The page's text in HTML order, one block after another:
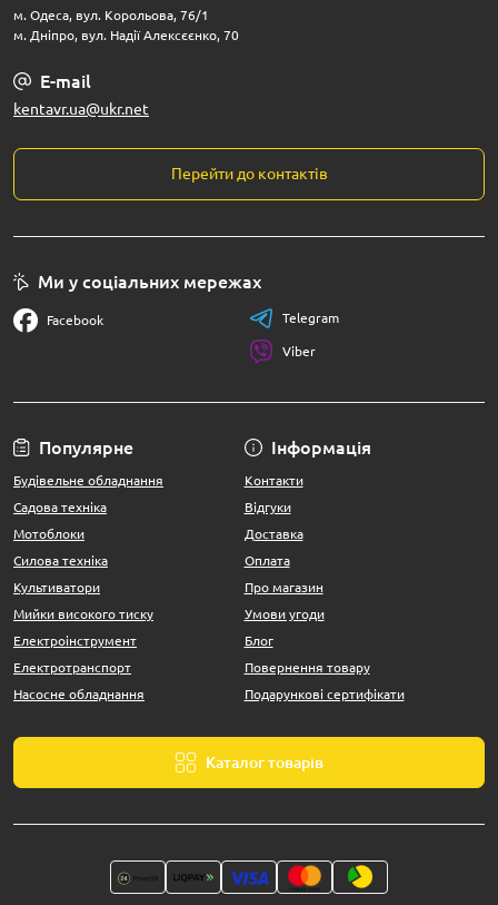
м. Одеса, вул. Корольова, 76/1
м. Дніпро, вул. Надії Алексєєнко, 70
E-mail
kentavr.ua@ukr.net
Перейти до контактів
Популярне
Будівельне обладнання
Садова техніка
Мотоблоки
Силова техніка
Культиватори
Мийки високого тиску
Електроінструмент
Електротранспорт
Насосне обладнання
Інформація
Контакти
Відгуки
Доставка
Оплата
Про магазин
Умови угоди
Блог
Повернення товару
Подарункові сертифікати
Каталог товарів
Ми у соціальних мережах
Facebook Telegram
Viber